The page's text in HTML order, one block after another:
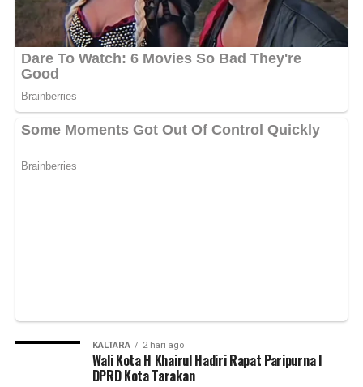
KALTARA 2 hari ago
Wali Kota H Khairul Hadiri Rapat Paripurna I
DPRD Kota Tarakan